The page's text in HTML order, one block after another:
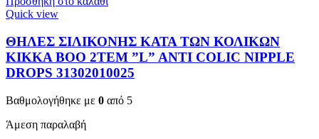
Quick view
ΘΗΛΕΣ ΣΙΛΙΚΟΝΗΣ ΚΑΤΑ ΤΩΝ ΚΟΛΙΚΩΝ
KIKKA BOO 2TEM ”L” ANTI COLIC NIPPLE
DROPS 31302010025
Βαθμολογήθηκε με 0 από 5
Άμεση παραλαβή